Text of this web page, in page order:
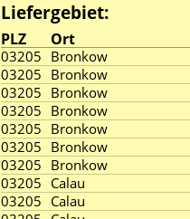
Liefergebiet:
PLZ Ort
03205 Bronkow
03205 Bronkow
03205 Bronkow
03205 Bronkow
03205 Bronkow
03205 Bronkow
03205 Bronkow
03205 Calau
03205 Calau